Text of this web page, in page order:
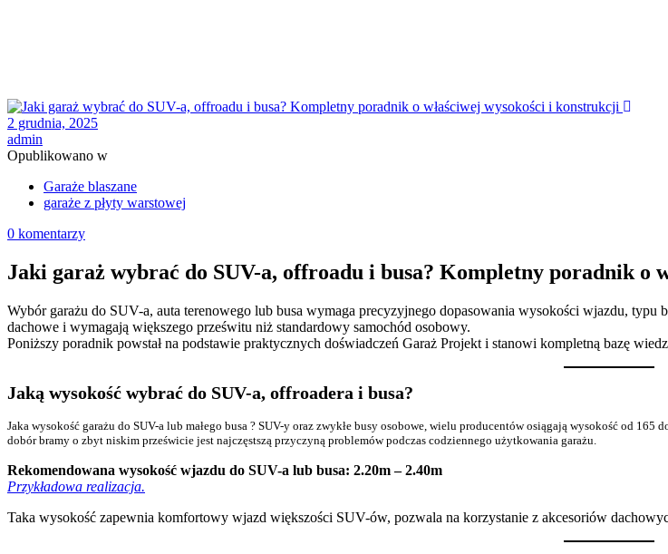
2 grudnia, 2025
admin
Opublikowano w
Garaże blaszane
garaże z płyty warstowej
0 komentarzy
Jaki garaż wybrać do SUV-a, offroadu i busa? Kompletny poradnik o
Wybór garażu do SUV-a, auta terenowego lub busa wymaga precyzyjnego dopasowania wysokości wjazdu,
dachowe i wymagają większego prześwitu niż standardowy samochód osobowy.
Poniższy poradnik powstał na podstawie praktycznych doświadczeń Garaż Projekt i stanowi kompletną bazę
Jaką wysokość wybrać do SUV-a, offroadera i busa?
Jaka wysokość garażu do SUV-a lub małego busa ? SUV-y oraz zwykłe busy osobowe, wielu producentów osiągają wysokość od 165
dobór bramy o zbyt niskim prześwicie jest najczęstszą przyczyną problemów podczas codziennego użytkowania garażu.
Rekomendowana wysokość wjazdu do SUV-a lub busa: 2.20m – 2.40m
Przykładowa realizacja.
Taka wysokość zapewnia komfortowy wjazd większości SUV-ów, pozwala na korzystanie z akcesoriów